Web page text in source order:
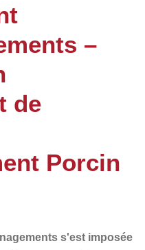
–
de
Porcin
s'est imposée